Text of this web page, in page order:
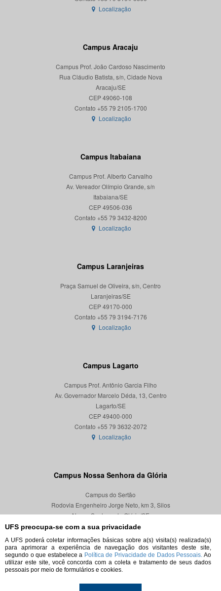
UFS preocupa-se com a sua privacidade
A UFS poderá coletar informações básicas sobre a(s) visita(s) realizada(s)
para aprimorar a experiência de navegação dos visitantes deste site,
segundo o que estabelece a Política de Privacidade de Dados Pessoais. Ao
utilizar este site, você concorda com a coleta e tratamento de seus dados
pessoais por meio de formulários e cookies.
Localização
Campus Aracaju
Campus Prof. João Cardoso Nascimento
Rua Cláudio Batista, s/n, Cidade Nova
Aracaju/SE
CEP 49060-108
Localização
Campus Itabaiana
Campus Prof. Alberto Carvalho
Av. Vereador Olímpio Grande, s/n
Itabaiana/SE
CEP 49506-036
Localização
Campus Laranjeiras
Praça Samuel de Oliveira, s/n, Centro
Laranjeiras/SE
CEP 49170-000
Localização
Campus Lagarto
Campus Prof. Antônio Garcia Filho
Av. Governador Marcelo Déda, 13, Centro
Lagarto/SE
CEP 49400-000
Localização
Campus Nossa Senhora da Glória
Campus do Sertão
Rodovia Engenheiro Jorge Neto, km 3, Silos
Nossa Senhora da Glória/SE
CEP 49680-000
Localização